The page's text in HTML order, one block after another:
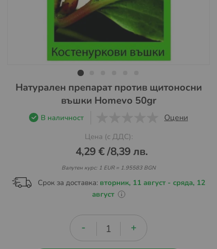
Преминете
Натурален препарат против щитоносни
въшки Homevo 50gr
В наличност Оцени
Цена (с ДДС):
4,29 €/8,39 лв.
Валутен курс: 1 EUR = 1.95583 BGN
Срок за доставка: вторник, 11 август - сряда, 12
август